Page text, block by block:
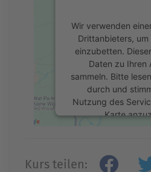
Wir verwenden
Drittanbieters, um
einzubetten.
Daten zu Ihren
sammeln. Bitte
durch und
Nutzung des
Karte
Kurs teilen: